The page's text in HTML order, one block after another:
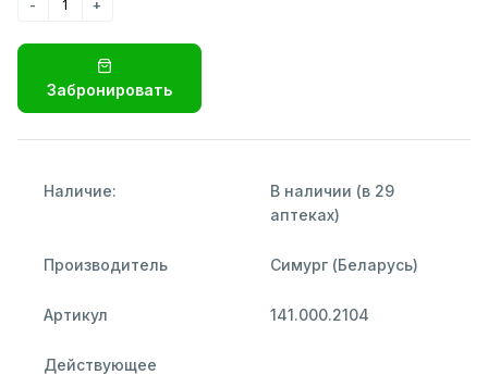
Забронировать
Наличие:
В наличии (в 29
аптеках)
Производитель Симург (Беларусь)
Артикул 141.000.2104
Действующее